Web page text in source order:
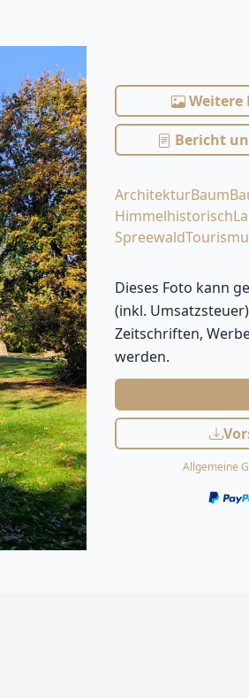
Weitere
Bericht
ArchitekturBaum
Himmelhistorisch
Spreewald
Dieses Foto kann
(inkl.
Zeitschriften,
werden.
Allgemeine